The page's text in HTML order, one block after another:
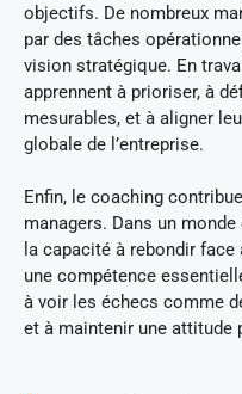
objectifs. De nombreux
par des tâches
vision stratégique. En
apprennent à prioriser, à
mesurables, et à aligner
globale de l’entreprise.
Enfin, le coaching
managers. Dans un
la capacité à rebondir
une compétence
à voir les échecs comme
et à maintenir une attitude